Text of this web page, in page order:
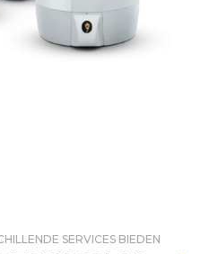
SERVICES BIEDEN